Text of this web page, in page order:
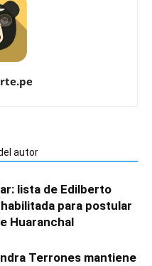
autor
lista de Edilberto
para postular
Huaranchal
Terrones mantiene